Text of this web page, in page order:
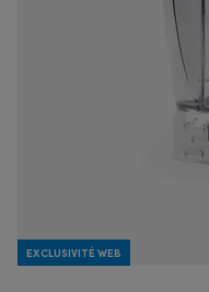
EXCLUSIVITÉ WEB